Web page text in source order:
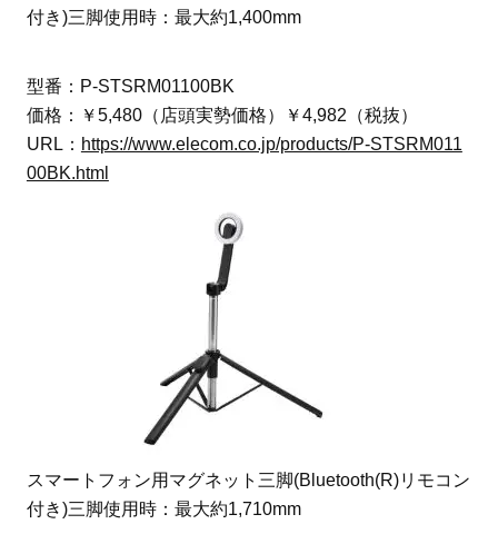
付き)三脚使用時：最大約1,400mm
型番：P-STSRM01100BK
価格：￥5,480（店頭実勢価格）￥4,982（税抜）
URL： https://www.elecom.co.jp/products/P-STSRM011
00BK.html
スマートフォン用マグネット三脚(Bluetooth(R)リモコン
付き)三脚使用時：最大約1,710mm